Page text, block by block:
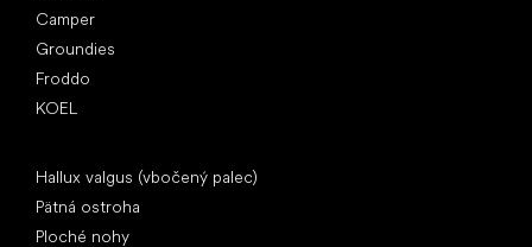
Camper
Groundies
Froddo
KOEL
Hallux valgus (vbočený palec)
Pätná ostroha
Ploché nohy